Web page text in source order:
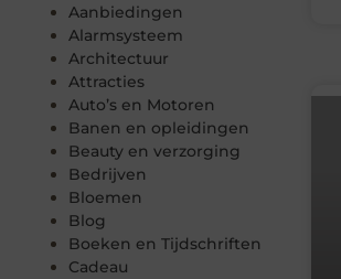
Aanbiedingen
Alarmsysteem
Architectuur
Attracties
Auto’s en Motoren
Banen en opleidingen
Beauty en verzorging
Bedrijven
Bloemen
Blog
Boeken en Tijdschriften
Cadeau